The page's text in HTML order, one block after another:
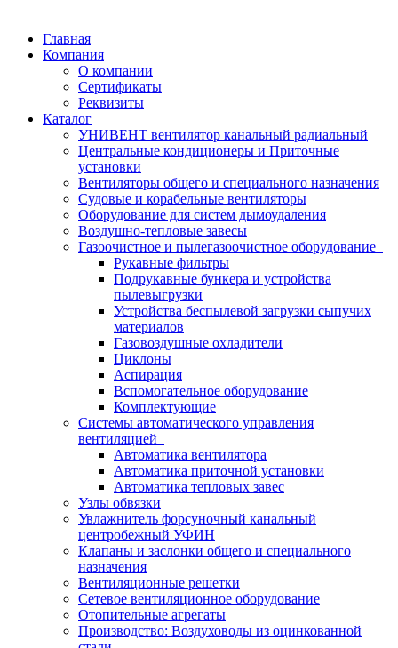
Главная
Компания
О компании
Сертификаты
Реквизиты
Каталог
УНИВЕНТ вентилятор канальный радиальный
Центральные кондиционеры и Приточные
установки
Вентиляторы общего и специального назначения
Судовые и корабельные вентиляторы
Оборудование для систем дымоудаления
Воздушно-тепловые завесы
Газоочистное и пылегазоочистное оборудование
Рукавные фильтры
Подрукавные бункера и устройства
пылевыгрузки
Устройства беспылевой загрузки сыпучих
материалов
Газовоздушные охладители
Циклоны
Аспирация
Вспомогательное оборудование
Комплектующие
Системы автоматического управления
вентиляцией
Автоматика вентилятора
Автоматика приточной установки
Автоматика тепловых завес
Узлы обвязки
Увлажнитель форсуночный канальный
центробежный УФИН
Клапаны и заслонки общего и специального
назначения
Вентиляционные решетки
Сетевое вентиляционное оборудование
Отопительные агрегаты
Производство: Воздуховоды из оцинкованной